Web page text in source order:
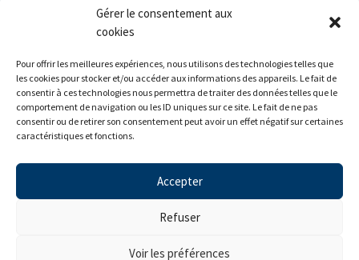
Gérer le consentement aux
cookies
Pour offrir les meilleures expériences, nous utilisons des technologies telles que
les cookies pour stocker et/ou accéder aux informations des appareils. Le fait de
consentir à ces technologies nous permettra de traiter des données telles que le
comportement de navigation ou les ID uniques sur ce site. Le fait de ne pas
consentir ou de retirer son consentement peut avoir un effet négatif sur certaines
caractéristiques et fonctions.
Accepter
Refuser
Voir les préférences
Compagny subject to direction and
coordination of
© Burgo Ardennes 2022
Politique intégrée
Politique de confidentialité